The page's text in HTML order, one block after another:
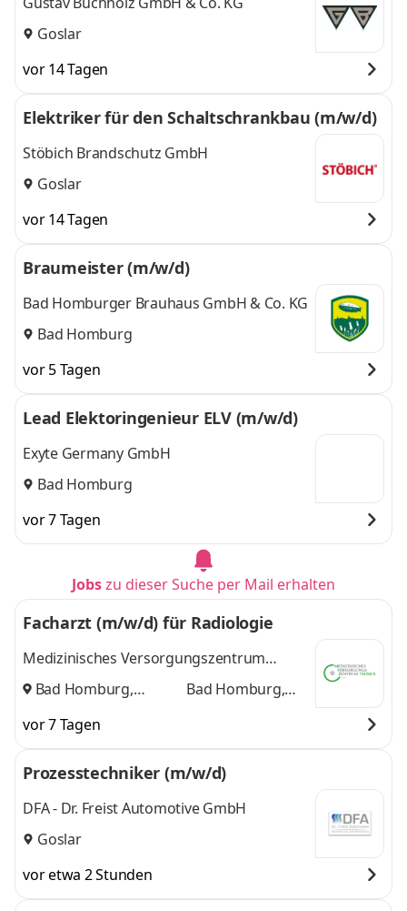
Goslar
vor 14 Tagen
Elektriker für den Schaltschrankbau (m/w/d)
Stöbich Brandschutz GmbH
Goslar
vor 14 Tagen
Braumeister (m/w/d)
Bad Homburger Brauhaus GmbH & Co. KG
Bad Homburg
vor 5 Tagen
Lead Elektoringenieur ELV (m/w/d)
Exyte Germany GmbH
Bad Homburg
vor 7 Tagen
Jobszu dieser Suche per Mail erhalten
Facharzt (m/w/d) für Radiologie
Medizinisches Versorgungszentrum
Taunus GmbH.
Bad Homburg,
Bad Homburg,
vor 7 Tagen
Prozesstechniker (m/w/d)
DFA - Dr. Freist Automotive GmbH
Goslar
vor etwa 2 Stunden